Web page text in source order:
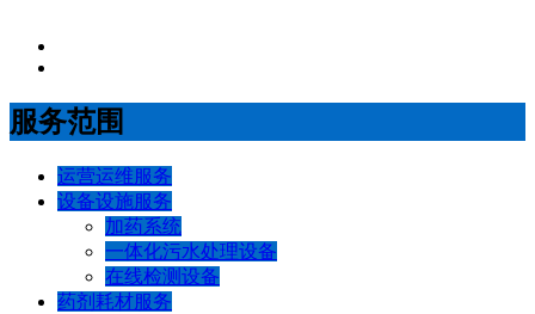
服务范围
运营运维服务
设备设施服务
加药系统
一体化污水处理设备
在线检测设备
药剂耗材服务